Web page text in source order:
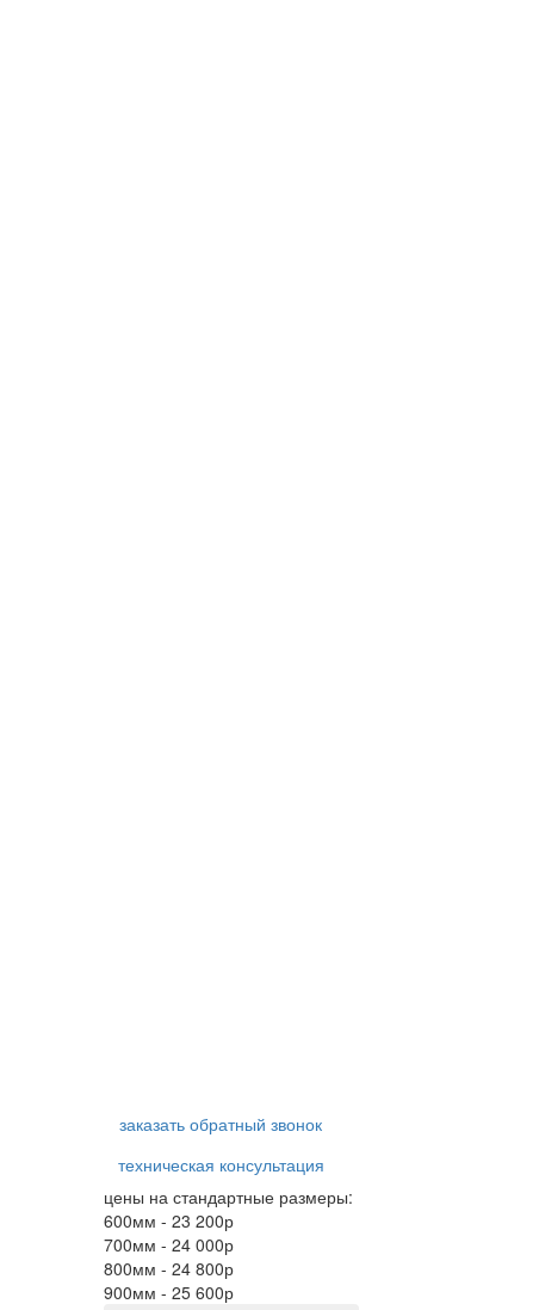
заказать обратный звонок
техническая консультация
цены на стандартные размеры:
600мм - 23 200р
700мм - 24 000р
800мм - 24 800р
900мм - 25 600р